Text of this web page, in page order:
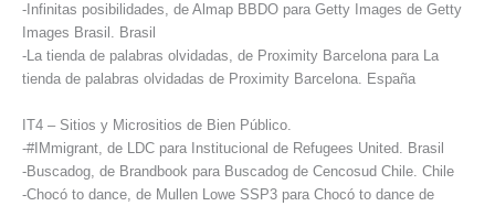
-Infinitas posibilidades, de Almap BBDO para Getty Images de Getty
Images Brasil. Brasil
-La tienda de palabras olvidadas, de Proximity Barcelona para La
tienda de palabras olvidadas de Proximity Barcelona. España
IT4 – Sitios y Micrositios de Bien Público.
-#IMmigrant, de LDC para Institucional de Refugees United. Brasil
-Buscadog, de Brandbook para Buscadog de Cencosud Chile. Chile
-Chocó to dance, de Mullen Lowe SSP3 para Chocó to dance de